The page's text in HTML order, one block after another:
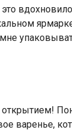
это
варенье,